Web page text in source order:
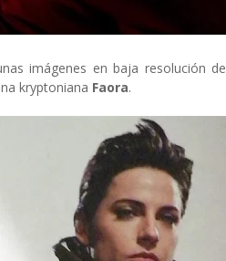
imágenes en baja resolución de
kryptoniana Faora.